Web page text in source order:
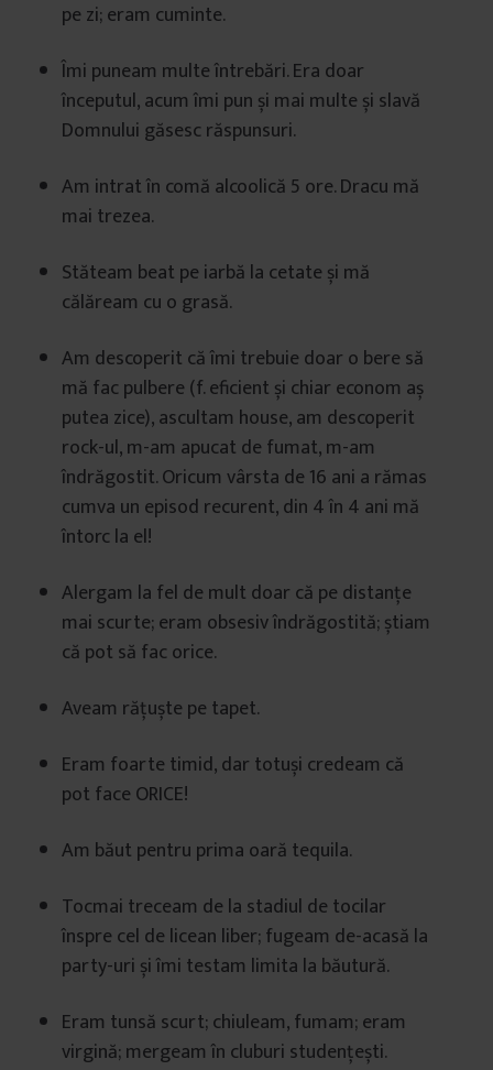
pe zi; eram cuminte.
Îmi puneam multe întrebări. Era doar
începutul, acum îmi pun și mai multe și slavă
Domnului găsesc răspunsuri.
Am intrat în comă alcoolică 5 ore. Dracu mă
mai trezea.
Stăteam beat pe iarbă la cetate și mă
călăream cu o grasă.
Am descoperit că îmi trebuie doar o bere să
mă fac pulbere (f. eficient și chiar econom aș
putea zice), ascultam house, am descoperit
rock-ul, m-am apucat de fumat, m-am
îndrăgostit. Oricum vârsta de 16 ani a rămas
cumva un episod recurent, din 4 în 4 ani mă
întorc la el!
Alergam la fel de mult doar că pe distanțe
mai scurte; eram obsesiv îndrăgostită; știam
că pot să fac orice.
Aveam rățuște pe tapet.
Eram foarte timid, dar totuși credeam că
pot face ORICE!
Am băut pentru prima oară tequila.
Tocmai treceam de la stadiul de tocilar
înspre cel de licean liber; fugeam de-acasă la
party-uri și îmi testam limita la băutură.
Eram tunsă scurt; chiuleam, fumam; eram
virgină; mergeam în cluburi studențești.